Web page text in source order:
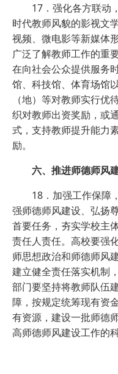
17．强化各方联动，
时代教师风貌的影视文
视频、微电影等新媒体
广泛了解教师工作的重
在向社会公众提供服务
馆、科技馆、体育场馆
（地）等对教师实行优
织对教师出资奖励，或
式，支持教师提升能力
励。
六、推进师德师风
18．加强工作保障，
强师德师风建设、弘扬
首要任务，夯实学校主
责任人责任。高校要强
师思想政治和师德师风
建立健全责任落实机制
部门要坚持将教师队伍
障，按规定统筹现有资
有资源，建设一批师德
高师德师风建设工作的